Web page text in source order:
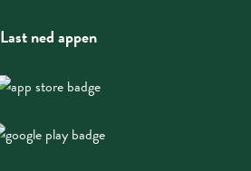
Last ned appen